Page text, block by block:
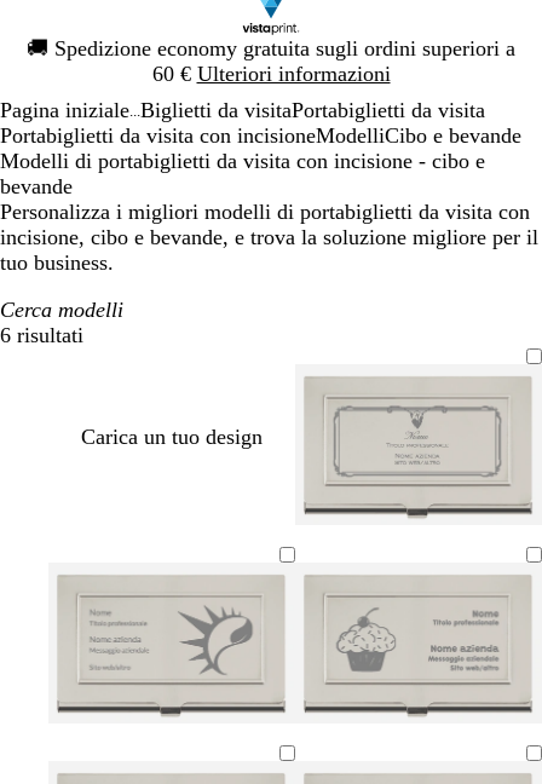
🚚 Spedizione economy gratuita sugli ordini superiori a
60 € Ulteriori informazioni
Diapositiva
1
Pagina iniziale Biglietti da visitaPortabiglietti da visita
Portabiglietti da visita con incisioneModelliCibo e bevande
Modelli di portabiglietti da visita con incisione - cibo e
bevande
Personalizza i migliori modelli di portabiglietti da visita con
incisione, cibo e bevande, e trova la soluzione migliore per il
tuo business.
Cerca modelli
6 risultati
Filtri
Carica un tuo design